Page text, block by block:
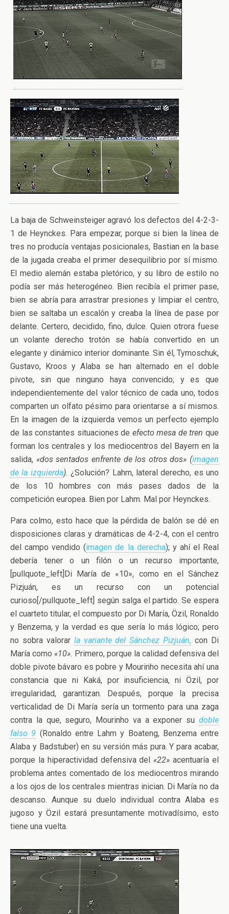
La baja de Schweinsteiger agravó los defectos del 4-2-3-
1 de Heynckes. Para empezar, porque si bien la línea de
tres no producía ventajas posicionales, Bastian en la base
de la jugada creaba el primer desequilibrio por sí mismo.
El medio alemán estaba pletórico, y su libro de estilo no
podía ser más heterogéneo. Bien recibía el primer pase,
bien se abría para arrastrar presiones y limpiar el centro,
bien se saltaba un escalón y creaba la línea de pase por
delante. Certero, decidido, fino, dulce. Quien otrora fuese
un volante derecho trotón se había convertido en un
elegante y dinámico interior dominante. Sin él, Tymoschuk,
Gustavo, Kroos y Alaba se han alternado en el doble
pivote, sin que ninguno haya convencido; y es que
independientemente del valor técnico de cada uno, todos
comparten un olfato pésimo para orientarse a sí mismos.
En la imagen de la izquierda vemos un perfecto ejemplo
de las constantes situaciones de efecto mesa de tren que
forman los centrales y los mediocentros del Bayern en la
salida, «dos sentados enfrente de los otros dos» (imagen
de la izquierda). ¿Solución? Lahm, lateral derecho, es uno
de los 10 hombres con más pases dados de la
competición europea. Bien por Lahm. Mal por Heynckes.
Para colmo, esto hace que la pérdida de balón se dé en
disposiciones claras y dramáticas de 4-2-4, con el centro
del campo vendido (imagen de la derecha); y ahí el Real
debería tener o un filón o un recurso importante,
[pullquote_left]Di María de «10», como en el Sánchez
Pizjuán, es un recurso con un potencial
curioso[/pullquote_left] según salga el partido. Se espera
el cuarteto titular, el compuesto por Di María, Özil, Ronaldo
y Benzema, y la verdad es que sería lo más lógico; pero
no sobra valorar la variante del Sánchez Pizjuán, con Di
María como «10». Primero, porque la calidad defensiva del
doble pivote bávaro es pobre y Mourinho necesita ahí una
constancia que ni Kaká, por insuficiencia, ni Özil, por
irregularidad, garantizan. Después, porque la precisa
verticalidad de Di María sería un tormento para una zaga
contra la que, seguro, Mourinho va a exponer su doble
falso 9 (Ronaldo entre Lahm y Boateng, Benzema entre
Alaba y Badstuber) en su versión más pura. Y para acabar,
porque la hiperactividad defensiva del «22» acentuaría el
problema antes comentado de los mediocentros mirando
a los ojos de los centrales mientras inician. Di María no da
descanso. Aunque su duelo individual contra Alaba es
jugoso y Özil estará presuntamente motivadísimo, esto
tiene una vuelta.